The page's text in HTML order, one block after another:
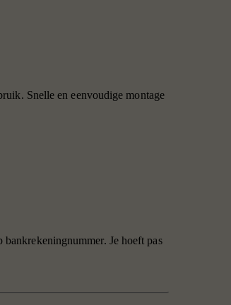
Snelle en eenvoudige montage
Je hoeft pas